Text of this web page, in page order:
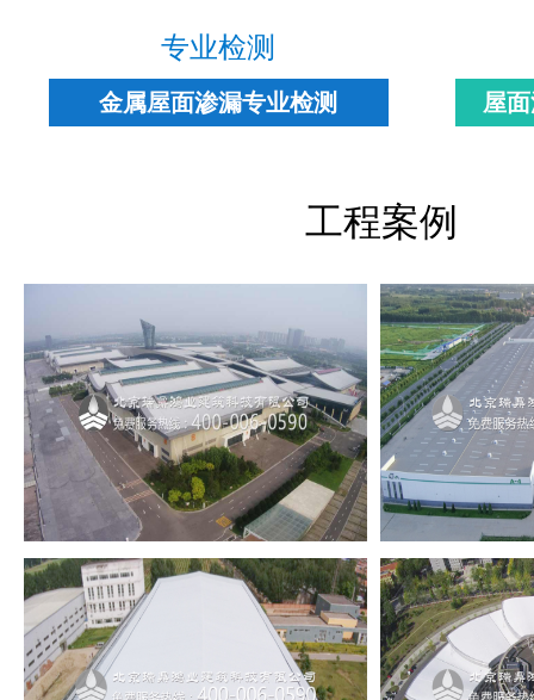
专业检测
金属屋面渗漏专业检测 屋
工程案例